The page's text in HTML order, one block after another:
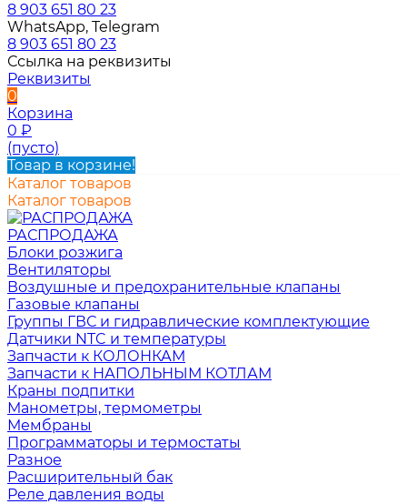
8 903 651 80 23
WhatsApp, Telegram
8 903 651 80 23
Ссылка на реквизиты
Реквизиты
0
Корзина
0 ₽
(пусто)
Товар в корзине!
Каталог товаров
Каталог товаров
РАСПРОДАЖА
Блоки розжига
Вентиляторы
Воздушные и предохранительные клапаны
Газовые клапаны
Группы ГВС и гидравлические комплектующие
Датчики NTC и температуры
Запчасти к КОЛОНКАМ
Запчасти к НАПОЛЬНЫМ КОТЛАМ
Краны подпитки
Манометры, термометры
Мембраны
Программаторы и термостаты
Разное
Расширительный бак
Реле давления воды